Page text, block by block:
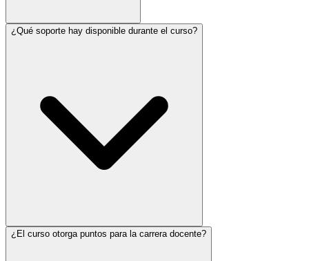
¿Qué soporte hay disponible durante el curso?
¿El curso otorga puntos para la carrera docente?